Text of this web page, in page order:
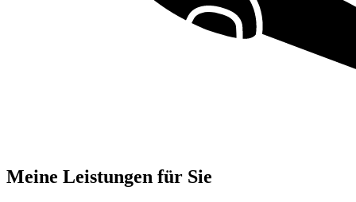
Meine Leistungen für Sie